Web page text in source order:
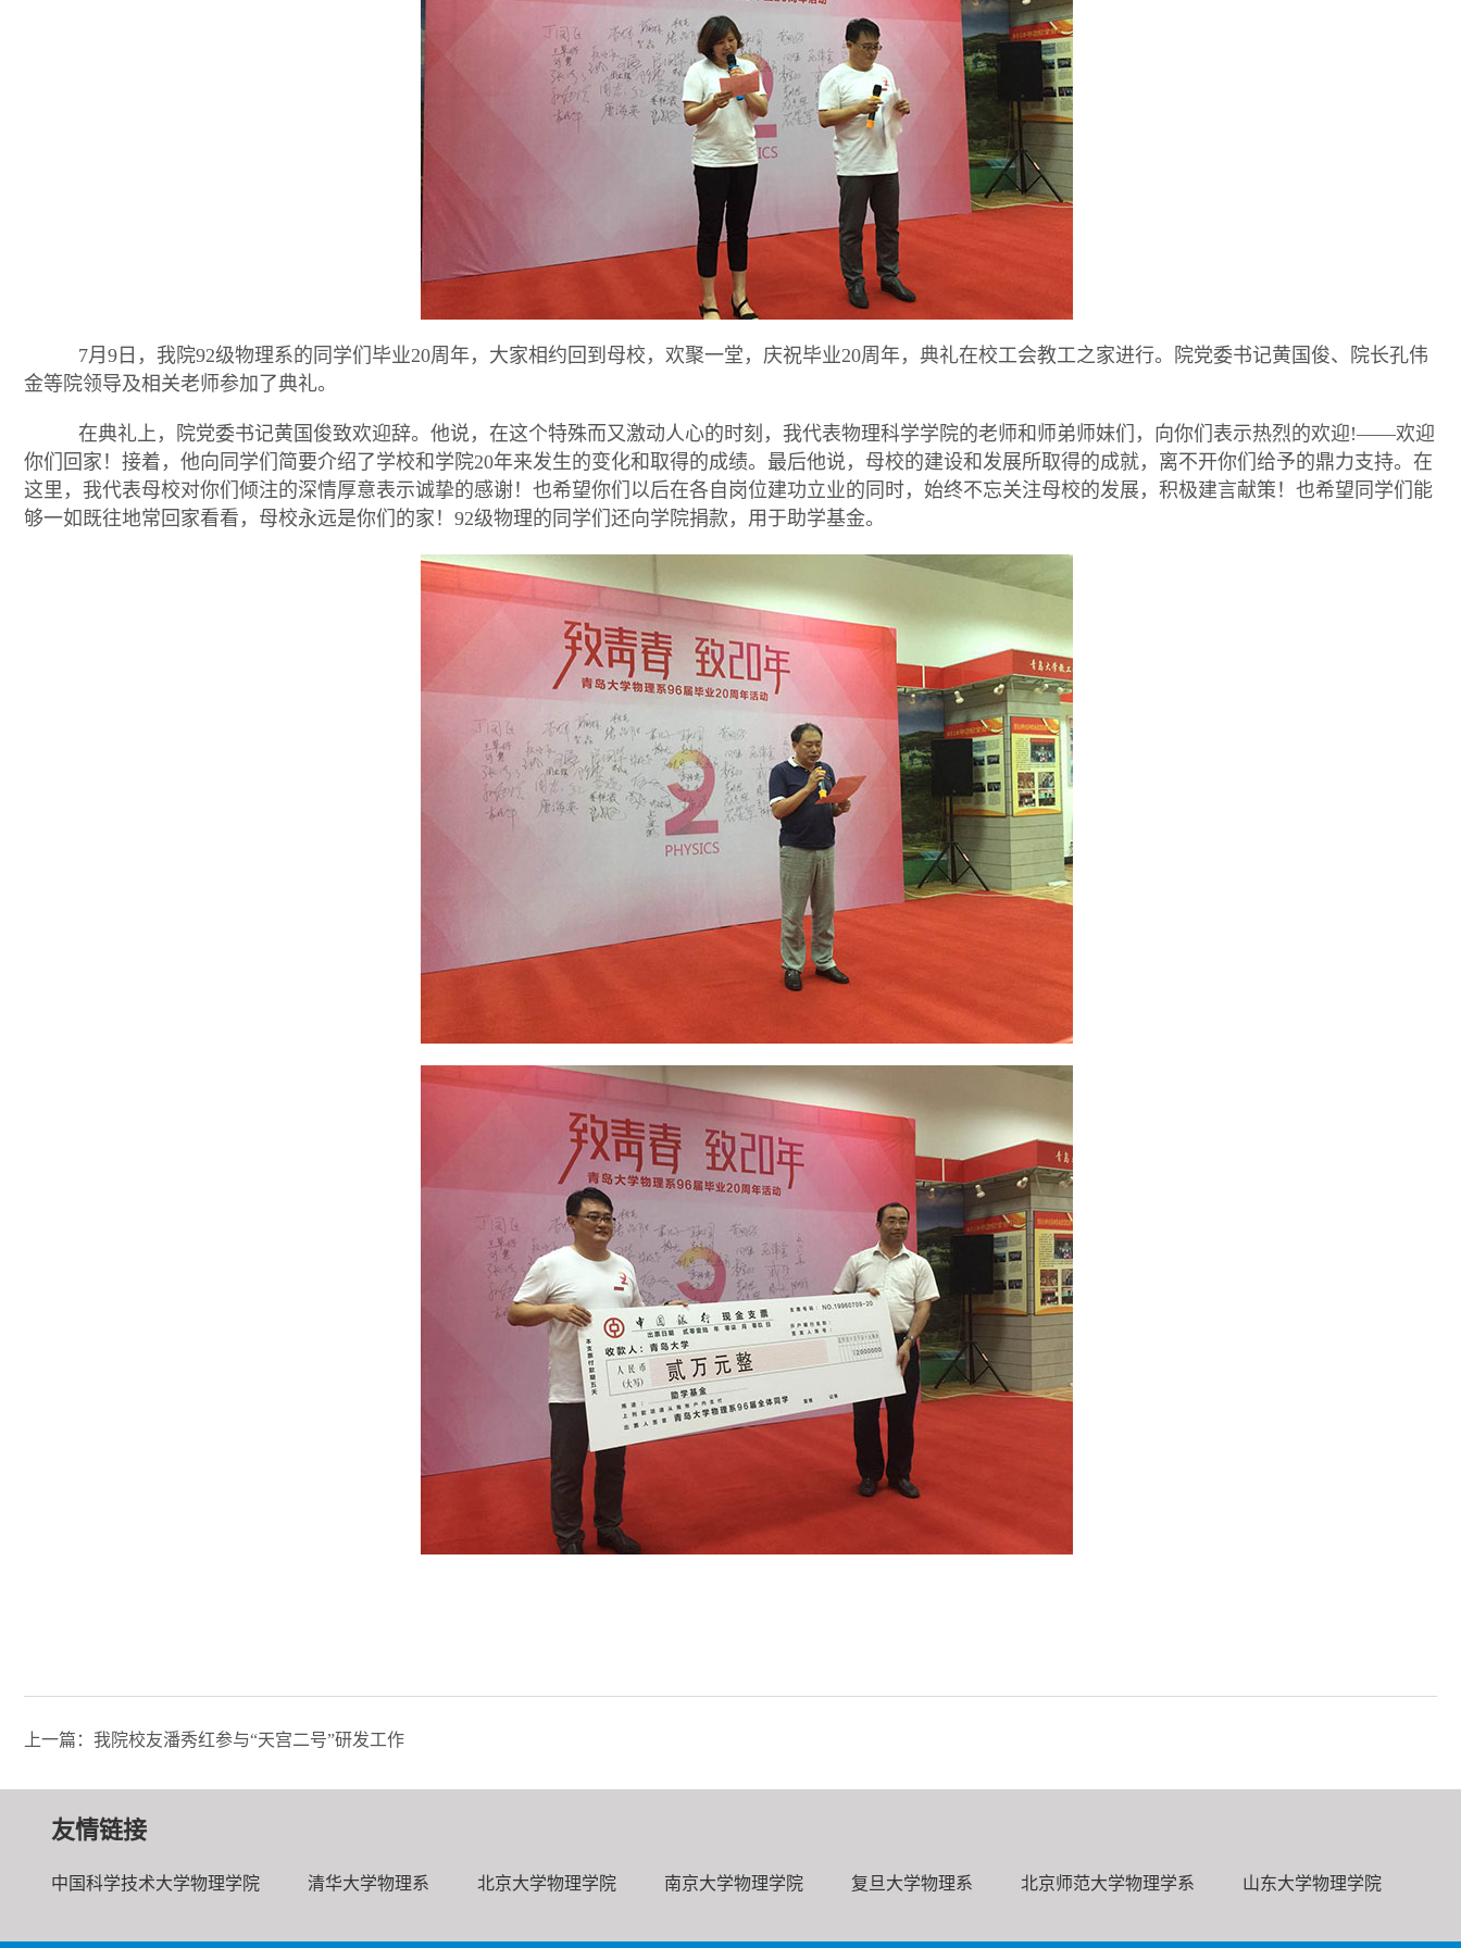
7月 9 日，我院92级物理系的同学们毕业20周年，大家相约回到母校，欢聚一堂，庆祝毕业20周年，典礼在校工会教工之家进行。院党委书记黄国俊、院长孔伟
金等院领导及相关老师参加了典礼。
在典礼上，院党委书记黄国俊致欢迎辞。他说，在这个特殊而又激动人心的时刻，我代表物理科学学院的老师和师弟师妹们，向你们表示热烈的欢迎!——欢迎
你们回家！接着，他向同学们简要介绍了学校和学院20年来发生的变化和取得的成绩。最后他说，母校的建设和发展所取得的成就，离不开你们给予的鼎力支持。在
这里，我代表母校对你们倾注的深情厚意表示诚挚的感谢！也希望你们以后在各自岗位建功立业的同时，始终不忘关注母校的发展，积极建言献策！也希望同学们能
够一如既往地常回家看看，母校永远是你们的家！ 92级物理的同学们还向学院捐款 ，用于助学基金。
上一篇：我院校友潘秀红参与“天宫二号”研发工作
友情链接
中国科学技术大学物理学院 清华大学物理系 北京大学物理学院 南京大学物理学院 复旦大学物理系 北京师范大学物理学系 山东大学物理学院